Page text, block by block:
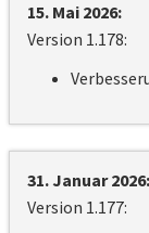
15. Mai 2026:
Version 1.178:
31. Januar 2026:
Version 1.177: